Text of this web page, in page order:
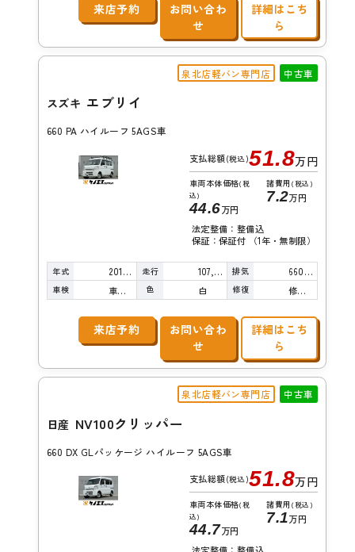
来店予約
お問い合わ
せ
詳細はこち
ら
泉北店軽バン専門店 中古車
スズキ エブリイ
660 PA ハイルーフ 5AGS車
支払総額(税込)51.8万円
車両本体価格(税
込)
44.6万円
諸費用 (税込)
7.2万円
法定整備：整備込
保証：保証付 （1年・無制限）
年式 2016年 走行 107,000km 排気 660cc
車検 車検整備付 色 白 修復 修復歴無し
来店予約
お問い合わ
せ
詳細はこち
ら
泉北店軽バン専門店 中古車
日産 NV100クリッパー
660 DX GLパッケージ ハイルーフ 5AGS車
支払総額(税込)51.8万円
車両本体価格(税
込)
44.7万円
諸費用 (税込)
7.1万円
法定整備：整備込